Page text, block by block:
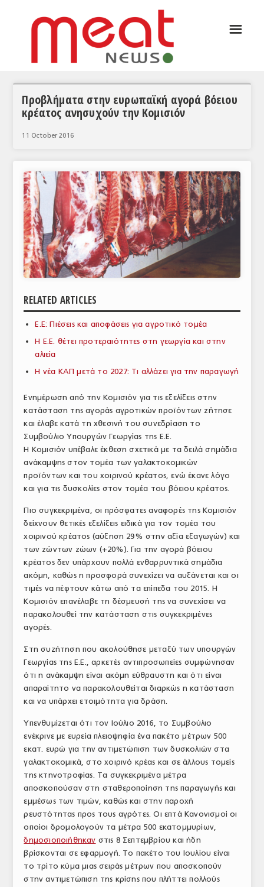
ΣΥΝΕΝΤΕΥΞΕΙΣ
ΘΕΜΑΤΑ
ΚΟΣΜΟΣ
ΕΙΔΗΣΕΙΣ
ΕΥΡΩΠΑΪΚΕΣ ΑΠΟΦΑΣΕΙΣ
ΘΕΜΑΤΑ
ΕΜΠΟΡΙΚΟΣ ΚΑΤΑΛΟΓΟΣ
ΠΑΡΑΓΩΓΗ & ΕΜΠΟΡΙΑ
ΣΦΑΓΕΙΑ
ΠΡΩΤΕΣ ΥΛΕΣ
ΕΞΟΠΛΙΣΜΟΣ
ΥΠΗΡΕΣΙΕΣ
ΕΜΠΟΡΙΚΟΙ ΑΝΤΙΠΡΟΣΩΠΟΙ
ΝΟΜΟΘΕΣΙΑ
ΕΛΛΗΝΙΚΗ ΝΟΜΟΘΕΣΙΑ
ΤΟ ΠΕΡΙΟΔΙΚΟ
Profile
ΑΡΧΕΙΟ ΤΕΥΧΩΝ
ΣΥΝΕΔΡΙΟ ΚΡΕΑΤΟΣ
☰
Προβλήματα στην ευρωπαϊκή αγορά βόειου
κρέατος ανησυχούν την Κομισιόν
11 October 2016
RELATED ARTICLES
Ε.Ε: Πιέσεις και αποφάσεις για αγροτικό τομέα
Η Ε.Ε. θέτει προτεραιότητες στη γεωργία και στην
αλιεία
Η νέα ΚΑΠ μετά το 2027: Τι αλλάζει για την παραγωγή
Ενημέρωση από την Κομισιόν για τις εξελίξεις στην
κατάσταση της αγοράς αγροτικών προϊόντων ζήτησε
και έλαβε κατά τη χθεσινή του συνεδρίαση το
Συμβούλιο Υπουργών Γεωργίας της Ε.Ε.
Η Κομισιόν υπέβαλε έκθεση σχετικά με τα δειλά σημάδια
ανάκαμψης στον τομέα των γαλακτοκομικών
προϊόντων και του χοιρινού κρέατος, ενώ έκανε λόγο
και για τις δυσκολίες στον τομέα του βόειου κρέατος.
Πιο συγκεκριμένα, οι πρόσφατες αναφορές της Κομισιόν
δείχνουν θετικές εξελίξεις ειδικά για τον τομέα του
χοιρινού κρέατος (αύξηση 29% στην αξία εξαγωγών) και
των ζώντων ζώων (+20%). Για την αγορά βόειου
κρέατος δεν υπάρχουν πολλά ενθαρρυντικά σημάδια
ακόμη, καθώς η προσφορά συνεχίζει να αυξάνεται και οι
τιμές να πέφτουν κάτω από τα επίπεδα του 2015. Η
Κομισιόν επανέλαβε τη δέσμευσή της να συνεχίσει να
παρακολουθεί την κατάσταση στις συγκεκριμένες
αγορές.
Στη συζήτηση που ακολούθησε μεταξύ των υπουργών
Γεωργίας της Ε.Ε., αρκετές αντιπροσωπείες συμφώνησαν
ότι η ανάκαμψη είναι ακόμη εύθραυστη και ότι είναι
απαραίτητο να παρακολουθείται διαρκώς η κατάσταση
και να υπάρχει ετοιμότητα για δράση.
Υπενθυμίζεται ότι τον Ιούλιο 2016, το Συμβούλιο
ενέκρινε με ευρεία πλειοψηφία ένα πακέτο μέτρων 500
εκατ. ευρώ για την αντιμετώπιση των δυσκολιών στα
γαλακτοκομικά, στο χοιρινό κρέας και σε άλλους τομείς
της κτηνοτροφίας. Τα συγκεκριμένα μέτρα
αποσκοπούσαν στη σταθεροποίηση της παραγωγής και
εμμέσως των τιμών, καθώς και στην παροχή
ρευστότητας προς τους αγρότες. Οι επτά Κανονισμοί οι
οποίοι δρομολογούν τα μέτρα 500 εκατομμυρίων,
δημοσιοποιήθηκαν στις 8 Σεπτεμβρίου και ήδη
βρίσκονται σε εφαρμογή. Το πακέτο του Ιουλίου είναι
το τρίτο κύμα μιας σειράς μέτρων που αποσκοπούν
στην αντιμετώπιση της κρίσης που πλήττει πολλούς